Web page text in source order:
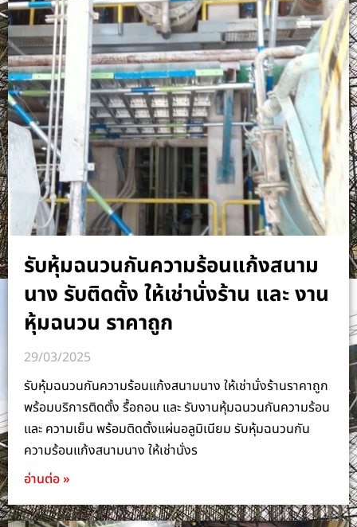
รับหุ้มฉนวนกันความร้อนแก้งสนาม
นาง รับติดตั้ง ให้เช่านั่งร้าน และ งาน
หุ้มฉนวน ราคาถูก
29/03/2025
รับหุ้มฉนวนกันความร้อนแก้งสนามนาง ให้เช่านั่งร้านราคาถูก
พร้อมบริการติดตั้ง รื้อถอน และ รับงานหุ้มฉนวนกันความร้อน
และ ความเย็น พร้อมติดตั้งแผ่นอลูมิเนียม รับหุ้มฉนวนกัน
ความร้อนแก้งสนามนาง ให้เช่านั่งร
อ่านต่อ »